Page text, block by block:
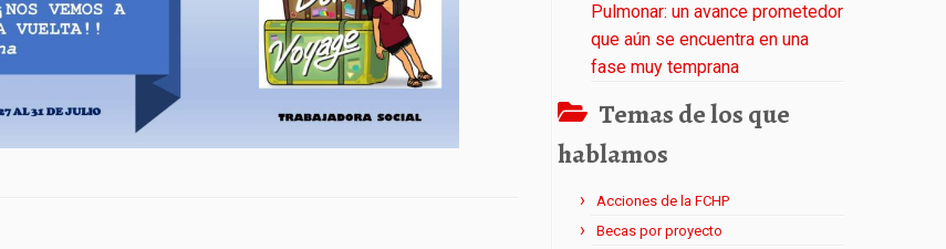
Pulmonar: un avance prometedor
que aún se encuentra en una
fase muy temprana
Temas de los que
hablamos
Acciones de la FCHP
Becas por proyecto